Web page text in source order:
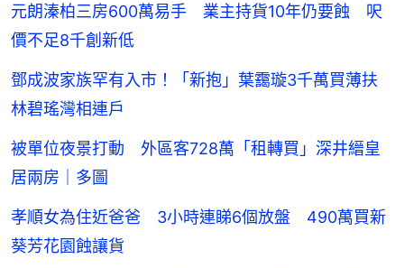
元朗溱柏三房600萬易手 業主持貨10年仍要蝕 呎
價不足8千創新低
鄧成波家族罕有入市！「新抱」葉靄璇3千萬買薄扶
林碧瑤灣相連戶
被單位夜景打動 外區客728萬「租轉買」深井縉皇
居兩房｜多圖
孝順女為住近爸爸 3小時連睇6個放盤 490萬買新
葵芳花園蝕讓貨